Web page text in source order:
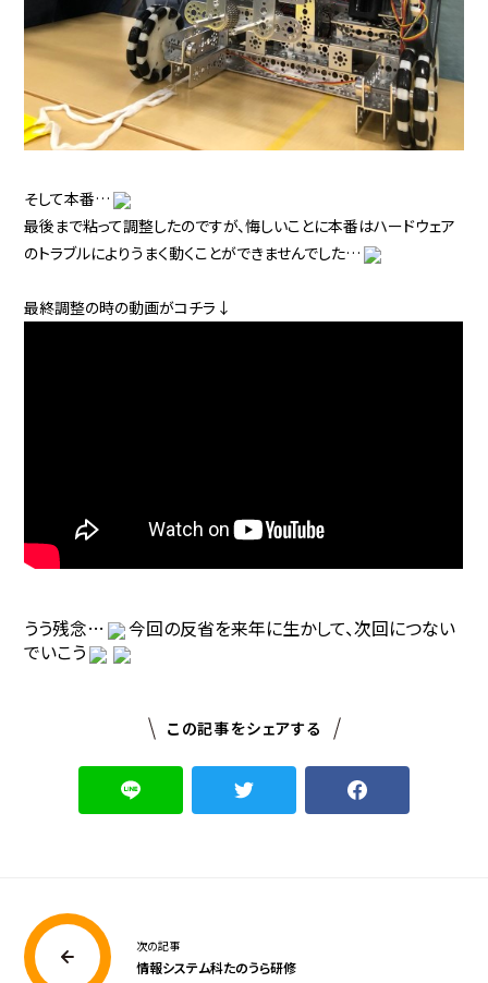
そして本番…
最後まで粘って調整したのですが、悔しいことに本番はハードウェア
のトラブルによりうまく動くことができませんでした…
最終調整の時の動画がコチラ↓
うう残念…
今回の反省を来年に生かして、次回につない
でいこう
この記事をシェアする
次の記事
情報システム科たのうら研修